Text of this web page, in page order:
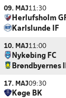
09. MAJ11:30
Herlufsholm
Karlslunde IF
10. MAJ11:00
Nykøbing FC
Brøndbyernes
17. MAJ09:30
Køge BK